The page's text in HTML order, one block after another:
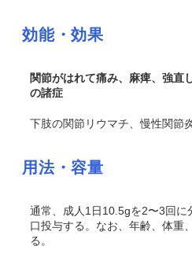
効能・効果
関節がはれて痛み、麻痺、強直
の諸症
下肢の関節リウマチ、慢性関節
用法・容量
通常、成人1日10.5gを2〜3回に
口投与する。なお、年齢、体重
る。